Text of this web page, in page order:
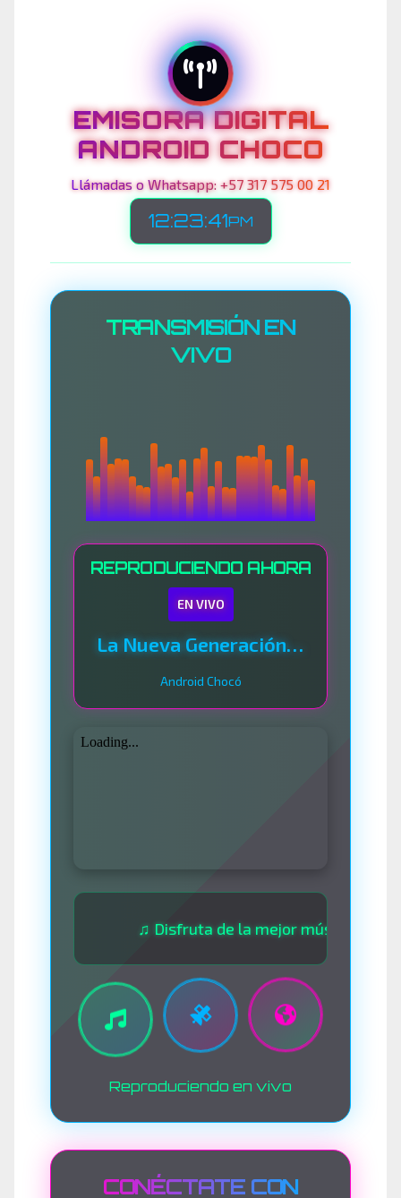
EMISORA DIGITAL
ANDROID CHOCO
Llámadas o Whatsapp: +57 317 575 00 21
12:23:44PM
TRANSMISIÓN EN
VIVO
REPRODUCIENDO AHORA
EN VIVO
La Nueva Generación Del Sistema
Android Chocó
♫ Disfruta de la mejor música las 24 horas ♫
Reproduciendo en vivo
CONÉCTATE CON